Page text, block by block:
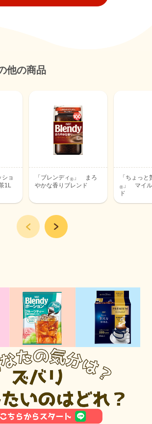
他の商品
ョ
1L
「ブレンディ ® 」 まろ
やかな香りブレンド
「ちょっ
® 」 マイ
ド